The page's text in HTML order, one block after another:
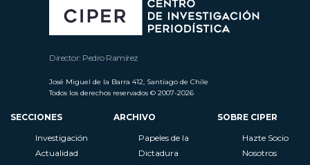
Director: Pedro Ramírez
José Miguel de la Barra 412, Santiago de Chile
Todos los derechos reservados © 2007-2026
SECCIONES
Investigación
Actualidad
ARCHIVO
Papeles de la
Dictadura
SOBRE CIPER
Hazte Socio
Nosotros